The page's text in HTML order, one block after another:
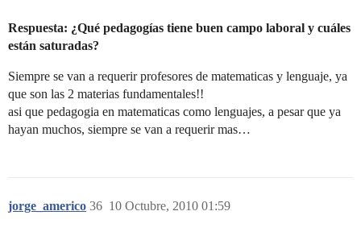
Respuesta: ¿Qué pedagogías tiene buen campo laboral y cuáles
están saturadas?
Siempre se van a requerir profesores de matematicas y lenguaje, ya
que son las 2 materias fundamentales!!
asi que pedagogia en matematicas como lenguajes, a pesar que ya
hayan muchos, siempre se van a requerir mas…
jorge_americo 10 Octubre, 2010 01:59
36